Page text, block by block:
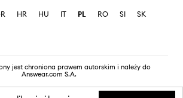
HR HU IT PL RO SI
SK
jest chroniona prawem autorskim i należy do
Answear.com S.A.